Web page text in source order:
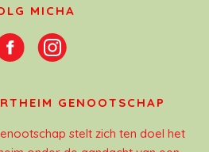
MICHA
GENOOTSCHAP
stelt zich ten doel het